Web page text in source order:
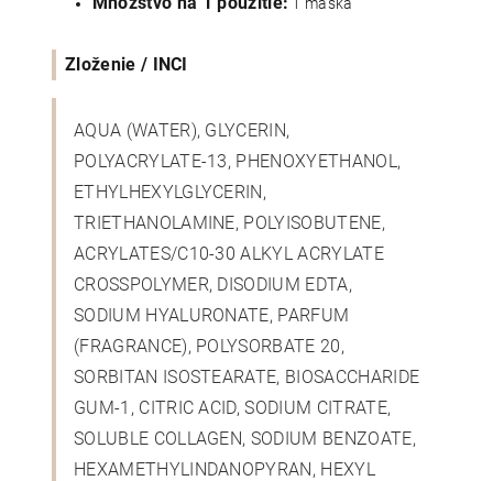
Zloženie / INCI
AQUA (WATER), GLYCERIN,
POLYACRYLATE-13, PHENOXYETHANOL,
ETHYLHEXYLGLYCERIN,
TRIETHANOLAMINE, POLYISOBUTENE,
ACRYLATES/C10-30 ALKYL ACRYLATE
CROSSPOLYMER, DISODIUM EDTA,
SODIUM HYALURONATE, PARFUM
(FRAGRANCE), POLYSORBATE 20,
SORBITAN ISOSTEARATE, BIOSACCHARIDE
GUM-1, CITRIC ACID, SODIUM CITRATE,
SOLUBLE COLLAGEN, SODIUM BENZOATE,
HEXAMETHYLINDANOPYRAN, HEXYL